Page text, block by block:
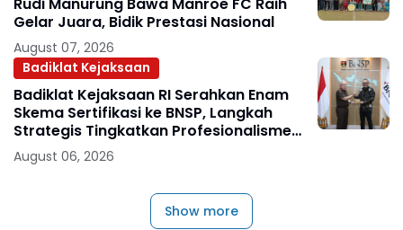
Gelar Juara, Bidik Prestasi Nasional
August 07, 2026
Badiklat Kejaksaan
Badiklat Kejaksaan RI Serahkan Enam
Skema Sertifikasi ke BNSP, Langkah
Strategis Tingkatkan Profesionalisme
Jaksa
August 06, 2026
Show more